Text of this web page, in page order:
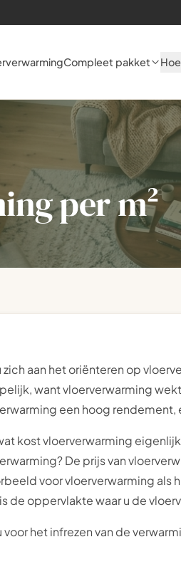
Compleet pakket
per m²
zich aan het oriënteren op
want vloerverwarming
een hoog
kost vloerverwarming
De prijs van
voor vloerverwarming als
de oppervlakte waar u de
voor het infrezen van de